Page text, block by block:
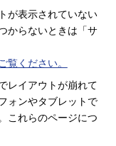
が表示されていない
からないときは「サ
覧ください。
レイアウトが崩れて
ォンやタブレットで
これらのページにつ